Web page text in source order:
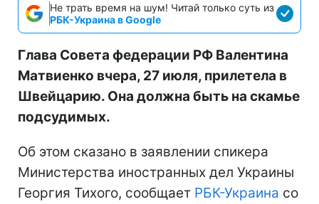
Не трать время на шум! Читай только суть из
РБК-Украина в Google
Глава Совета федерации РФ Валентина
Матвиенко вчера, 27 июля, прилетела в
Швейцарию. Она должна быть на скамье
подсудимых.
Об этом сказано в заявлении спикера
Министерства иностранных дел Украины
Георгия Тихого, сообщает РБК-Украина со